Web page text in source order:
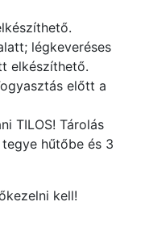
légkeveréses
elkészíthető.
előtt a
TILOS! Tárolás
hűtőbe és 3
kell!